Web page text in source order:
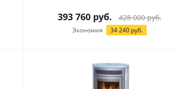
393 760руб. 428 000руб.
Экономия 34 240руб.